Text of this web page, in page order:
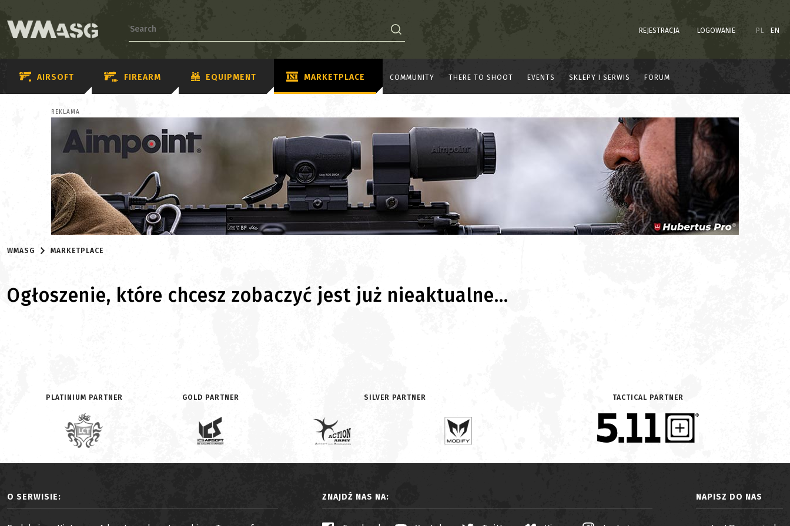
REJESTRACJA LOGOWANIE PL EN
AIRSOFT FIREARM EQUIPMENT MARKETPLACE COMMUNITY THERE TO SHOOT EVENTS SKLEPY I SERWIS FORUM
REKLAMA
WMASG MARKETPLACE
Ogłoszenie, które chcesz zobaczyć jest już nieaktualne...
PLATINIUM PARTNER GOLD PARTNER SILVER PARTNER TACTICAL PARTNER
O SERWISIE: ZNAJDŹ NAS NA: NAPISZ DO NAS